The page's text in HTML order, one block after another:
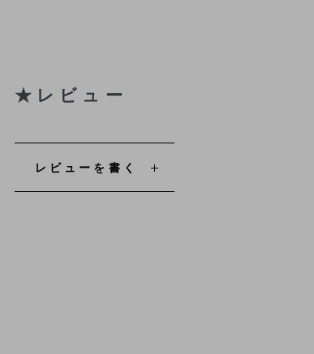
★レビュー
レビューを書く